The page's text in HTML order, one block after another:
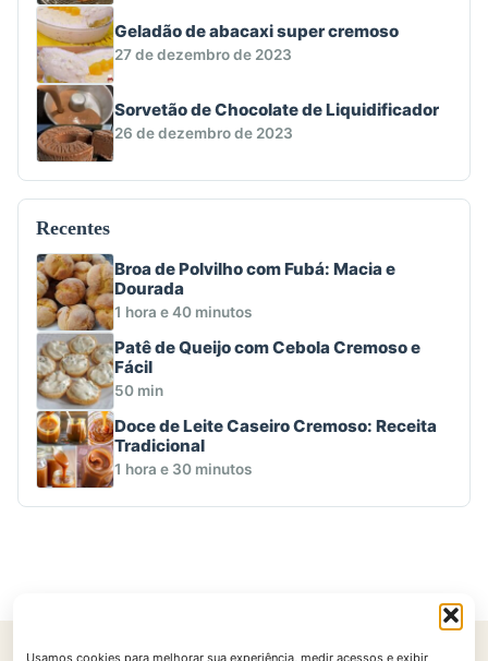
Usamos cookies para melhorar sua experiência, medir acessos e exibir
Geladão de abacaxi super cremoso
27 de dezembro de 2023
Sorvetão de Chocolate de Liquidificador
26 de dezembro de 2023
Recentes
Broa de Polvilho com Fubá: Macia e
Dourada
1 hora e 40 minutos
Patê de Queijo com Cebola Cremoso e
Fácil
50 min
Doce de Leite Caseiro Cremoso: Receita
Tradicional
1 hora e 30 minutos